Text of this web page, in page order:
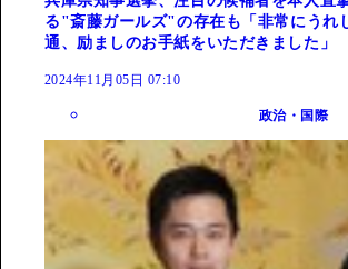
る"斎藤ガールズ"の存在も「非常にうれ
通、励ましのお手紙をいただきました」
2024年11月05日 07:10
政治・国際